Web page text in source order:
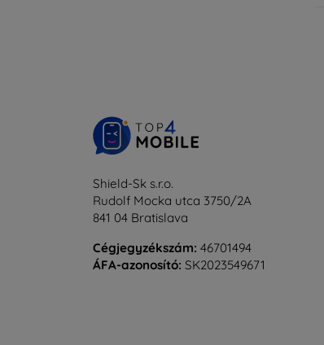
Shield-Sk s.r.o.
Rudolf Mocka utca 3750/2A
841 04 Bratislava
Cégjegyzékszám: 46701494
ÁFA-azonosító: SK2023549671